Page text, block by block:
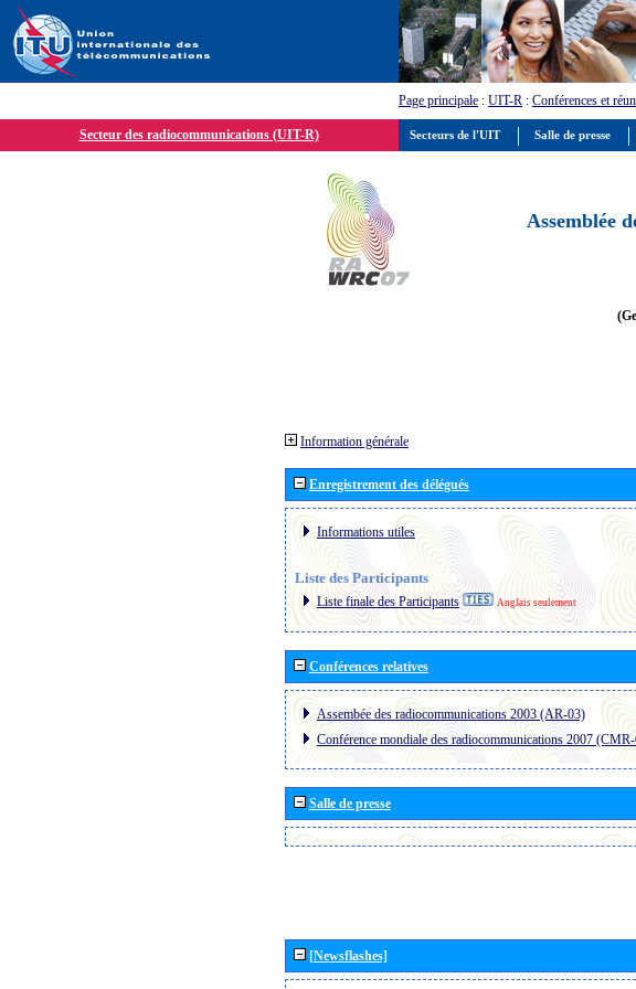
Page principale : UIT-R : Conférences et
Secteur des radiocommunications (UIT-R)
Assemblée
Information générale
Enregistrement des délégués
Informations utiles
Liste des Participants
Liste finale des Participants Anglais seulement
Conférences relatives
Assembée des radiocommunications 2003 (AR-03)
Conférence mondiale des radiocommunications 2007
Salle de presse
[Newsflashes]
Secteurs de l'UIT Salle de presse